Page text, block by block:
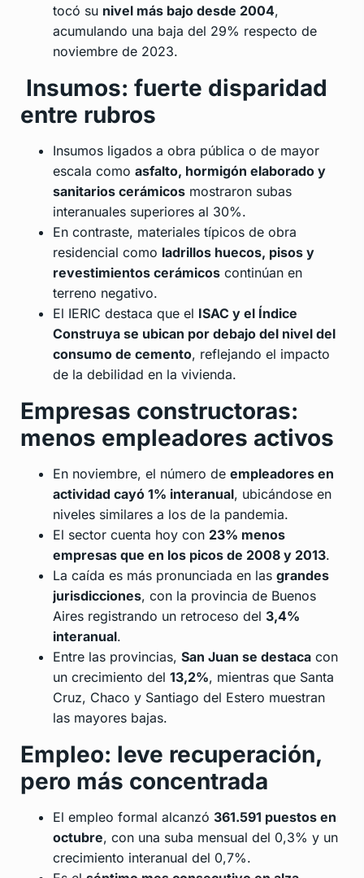
tocó su nivel más bajo desde 2004,
acumulando una baja del 29% respecto de
noviembre de 2023.
Insumos: fuerte disparidad
entre rubros
Insumos ligados a obra pública o de mayor
escala como asfalto, hormigón elaborado y
sanitarios cerámicos mostraron subas
interanuales superiores al 30%.
En contraste, materiales típicos de obra
residencial como ladrillos huecos, pisos y
revestimientos cerámicos continúan en
terreno negativo.
El IERIC destaca que el ISAC y el Índice
Construya se ubican por debajo del nivel del
consumo de cemento, reflejando el impacto
de la debilidad en la vivienda.
Empresas constructoras:
menos empleadores activos
En noviembre, el número de empleadores en
actividad cayó 1% interanual, ubicándose en
niveles similares a los de la pandemia.
El sector cuenta hoy con 23% menos
empresas que en los picos de 2008 y 2013.
La caída es más pronunciada en las grandes
jurisdicciones, con la provincia de Buenos
Aires registrando un retroceso del 3,4%
interanual.
Entre las provincias, San Juan se destaca con
un crecimiento del 13,2%, mientras que Santa
Cruz, Chaco y Santiago del Estero muestran
las mayores bajas.
Empleo: leve recuperación,
pero más concentrada
El empleo formal alcanzó 361.591 puestos en
octubre, con una suba mensual del 0,3% y un
crecimiento interanual del 0,7%.